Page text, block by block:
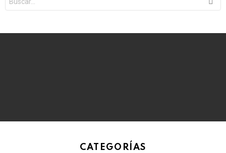
for:
CATEGORÍAS